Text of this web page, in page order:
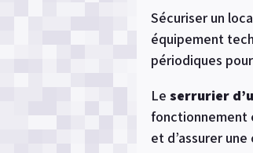
Sécuriser un
équipement
périodiques
Le serrurier
fonctionnement
et d’assurer